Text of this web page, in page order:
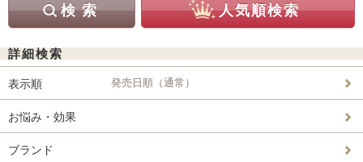
詳細検索
表示順 発売日順（通常）
お悩み・効果
ブランド